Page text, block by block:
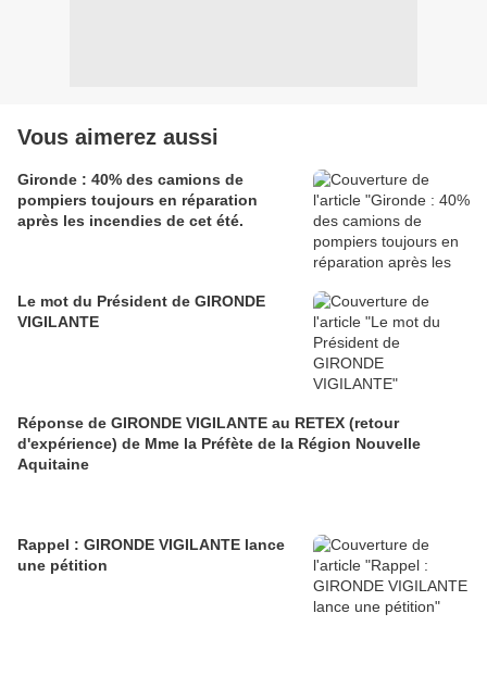
Vous aimerez aussi
Gironde : 40% des camions de
pompiers toujours en réparation
après les incendies de cet été.
Le mot du Président de GIRONDE
VIGILANTE
Réponse de GIRONDE VIGILANTE au RETEX (retour
d'expérience) de Mme la Préfète de la Région Nouvelle
Aquitaine
Rappel : GIRONDE VIGILANTE lance
une pétition